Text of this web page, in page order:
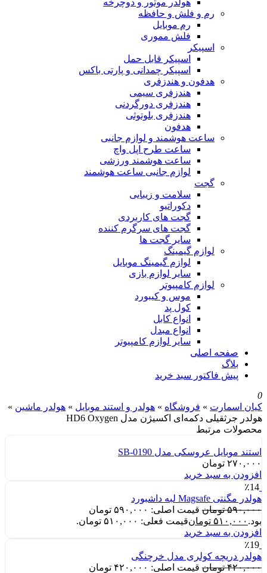
هولدر موتور و دوچرخه
رم و فلش و حافظه
رم موبایل
فلش مموری
اسپیکر
اسپیکر قابل حمل
اسپیکر چمدانی و پارتی باکس
هدفون و هندزفری
هندزفری سیمی
هندزفری دورگردنی
هندزفری بلوتوثی
هدفون
ساعت هوشمند و لوازم جانبی
ساعت طرح اپل واچ
ساعت هوشمند ورزشی
لوازم جانبی ساعت هوشمند
گجت
سلامت و زیبایی
دکوراتیو
گجت های کاربردی
گجت های سرگرم کننده
سایر گجت ها
لوازم گیمینگ
لوازم گیمینگ موبایل
سایر لوازم بازی
لوازم کامپیوتر
موس و کیبورد
کول پد
انواع کابل
انواع مبدل
سایر لوازم کامپیوتر
صفحه اصلی
بلاگ
پیش فاکتور سبد خرید
0
کیان اسمارت » فروشگاه » هولدر و استند موبایل » هولدر ماشین »
هولدر جرثقیلی دکمه‌ای اکسیژن مدل HD6 Oxygen
محصولات مرتبط
استند موبایل عروسکی مدل SB-0190
۲۷۰,۰۰۰ تومان
افزودن به سبد خرید
٪14
هولدر مگنتی Magsafe لبه داشبورد
۵۹۰,۰۰۰ تومان
قیمت اصلی: ۵۹۰,۰۰۰ تومان
بود. ۵۱۰,۰۰۰ تومانقیمت فعلی: ۵۱۰,۰۰۰ تومان.
افزودن به سبد خرید
٪19
هولدر دریچه کولری مدل خرچنگی
۴۲۰,۰۰۰ تومان
قیمت اصلی: ۴۲۰,۰۰۰ تومان